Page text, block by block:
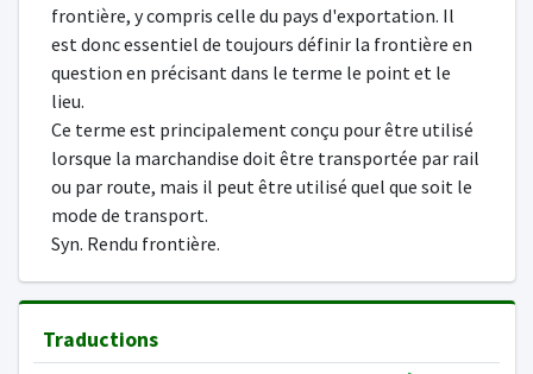
frontière, y compris celle du pays d'exportation. Il
est donc essentiel de toujours définir la frontière en
question en précisant dans le terme le point et le
lieu.
Ce terme est principalement conçu pour être utilisé
lorsque la marchandise doit être transportée par rail
ou par route, mais il peut être utilisé quel que soit le
mode de transport.
Syn. Rendu frontière.
Traductions